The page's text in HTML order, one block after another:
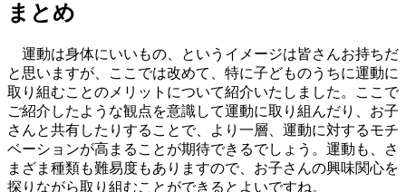
まとめ
運動は身体にいいもの、というイメージは皆さんお持ちだ
と思いますが、ここでは改めて、特に子どものうちに運動に
取り組むことのメリットについて紹介いたしました。ここで
ご紹介したような観点を意識して運動に取り組んだり、お子
さんと共有したりすることで、より一層、運動に対するモチ
ベーションが高まることが期待できるでしょう。運動も、さ
まざま種類も難易度もありますので、お子さんの興味関心を
探りながら取り組むことができるとよいですね。